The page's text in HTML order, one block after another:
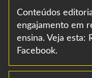
Conteúdos
engajamento em
ensina. Veja esta:
Facebook.